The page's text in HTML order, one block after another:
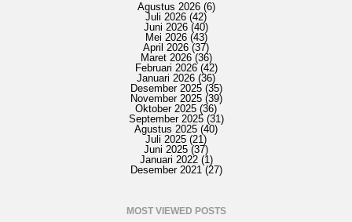
Agustus 2026(6)
Juli 2026 (42)
Juni 2026 (40)
Mei 2026(43)
April 2026 (37)
Maret 2026(36)
Februari 2026(42)
Januari 2026 (36)
Desember 2025(35)
November 2025(39)
Oktober 2025 (36)
September 2025(31)
Agustus 2025 (40)
Juli 2025 (21)
Juni 2025 (37)
Januari 2022(1)
Desember 2021(27)
MOST VIEWED POSTS